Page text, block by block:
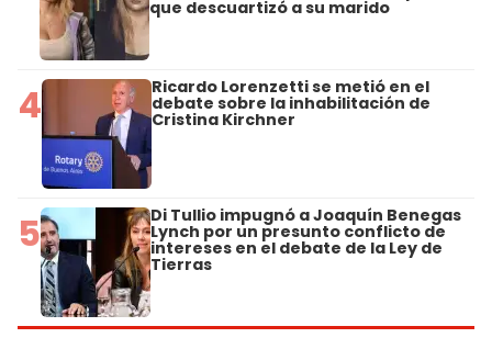
que descuartizó a su marido
4 Ricardo Lorenzetti se metió en el
debate sobre la inhabilitación de
Cristina Kirchner
5 Di Tullio impugnó a Joaquín Benegas
Lynch por un presunto conflicto de
intereses en el debate de la Ley de
Tierras